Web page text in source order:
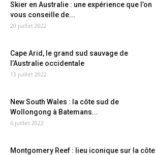
Skier en Australie : une expérience que l’on
vous conseille de...
20 juillet 2022
Cape Arid, le grand sud sauvage de
l’Australie occidentale
13 juillet 2022
New South Wales : la côte sud de
Wollongong à Batemans...
6 juillet 2022
Montgomery Reef : lieu iconique sur la côte